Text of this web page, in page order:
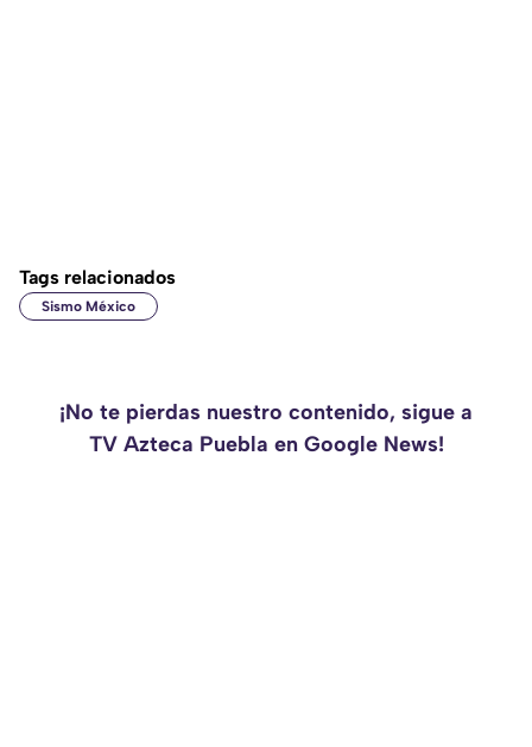
Tags relacionados
Sismo México
¡No te pierdas nuestro contenido, sigue a
TV Azteca Puebla en Google News!